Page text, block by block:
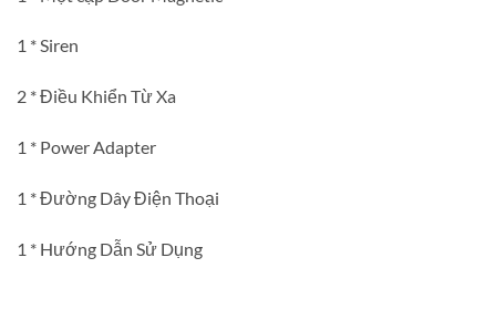
1 * Siren
2 * Điều Khiển Từ Xa
1 * Power Adapter
1 * Đường Dây Điện Thoại
1 * Hướng Dẫn Sử Dụng